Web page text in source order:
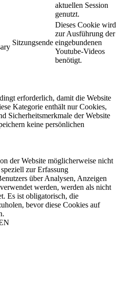
aktuellen Session
genutzt.
Sitzungsende
Dieses Cookie wird
zur Ausführung der
eingebundenen
Youtube-Videos
benötigt.
erforderlich, damit die Website
Kategorie enthält nur Cookies,
Sicherheitsmerkmale der Website
keine persönlichen
der Website möglicherweise nicht
zur Erfassung
über Analysen, Anzeigen
werden, werden als nicht
Es ist obligatorisch, die
bevor diese Cookies auf